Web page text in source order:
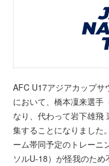
AFC U17アジアカップ
において、橋本凜来選手
なり、代わって岩下雄飛
集することになりました
ーム帯同予定のトレーニ
ソルU-18）が怪我のた